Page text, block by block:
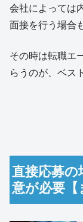
会社によっては
面接を行う場合
その時は転職エ
らうのが、ベス
直接応募の
意が必要【